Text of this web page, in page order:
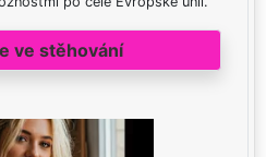
ve stěhování